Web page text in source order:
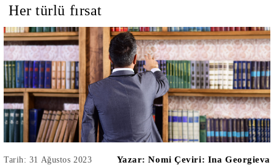
на турски.
in Turkish.
Her türlü fırsat
Tarih: 31 Ağustos 2023 Yazar: Nomi Çeviri: Ina Georgieva